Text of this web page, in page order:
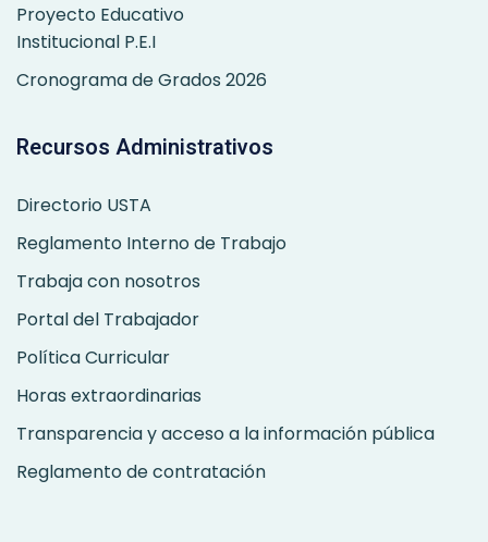
Proyecto Educativo
Institucional P.E.I
Cronograma de Grados 2026
Recursos Administrativos
Directorio USTA
Reglamento Interno de Trabajo
Trabaja con nosotros
Portal del Trabajador
Política Curricular
Horas extraordinarias
Transparencia y acceso a la información pública
Reglamento de contratación